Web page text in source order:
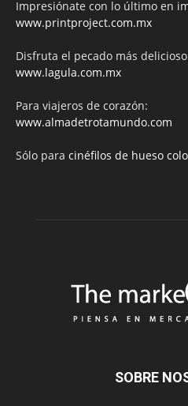
Impresiónate con lo último en
www.printproject.com.mx
Disfruta el pecado más
www.lagula.com.mx
Para viajeros de corazón:
www.almadetrotamundo.com
Sólo para cinéfilos de hueso
SOBRE